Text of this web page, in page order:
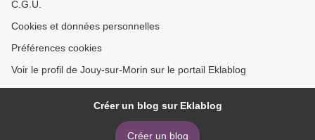
C.G.U.
Cookies et données personnelles
Préférences cookies
Voir le profil de Jouy-sur-Morin sur le portail Eklablog
Créer un blog sur Eklablog
Créer un blog